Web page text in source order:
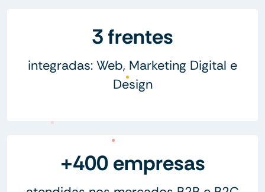
3 frentes
integradas: Web, Marketing Digital e
Design
+400 empresas